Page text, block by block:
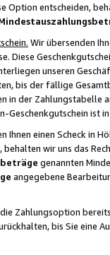
Option entscheiden,
Wir übersenden
Diese
unseren
bis der fällige
in der
Geschenkgutschein ist
Ihnen einen Scheck in
wir uns das
genannten
angegebene
Zahlungsoption
bis Sie